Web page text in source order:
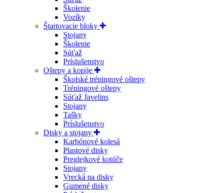
Školenie
Vozíky
Štartovacie bloky
Stojany
Školenie
Súťaž
Príslušenstvo
Oštepy a kopije
Školské tréningové oštepy
Tréningové oštepy
Súťaž Javelins
Stojany
Tašky
Príslušenstvo
Disky a stojany
Karbónové kolesá
Plastové disky
Preglejkové kotúče
Stojany
Vrecká na disky
Gumené disky